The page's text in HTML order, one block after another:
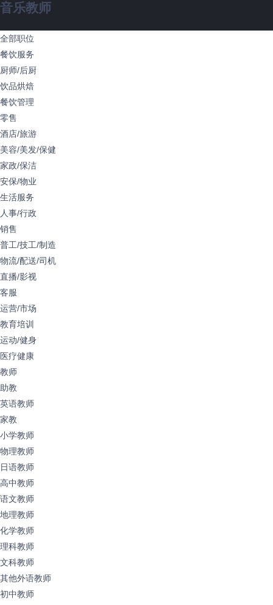
音乐教师
全部职位
餐饮服务
厨师/后厨
饮品烘焙
餐饮管理
零售
酒店/旅游
美容/美发/保健
家政/保洁
安保/物业
生活服务
人事/行政
销售
普工/技工/制造
物流/配送/司机
直播/影视
客服
运营/市场
教育培训
运动/健身
医疗健康
教师
助教
英语教师
家教
小学教师
物理教师
日语教师
高中教师
语文教师
地理教师
化学教师
理科教师
文科教师
其他外语教师
初中教师